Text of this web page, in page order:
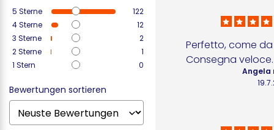
5 Sterne
122
4Sterne
12
3 Sterne
2
2Sterne
1
1 Stern 0
Bewertungen sortieren
Perfetto, come
Consegna veloce.
Angela